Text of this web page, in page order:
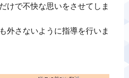
けで不快な思いをさせてしま
外さないように指導を行いま